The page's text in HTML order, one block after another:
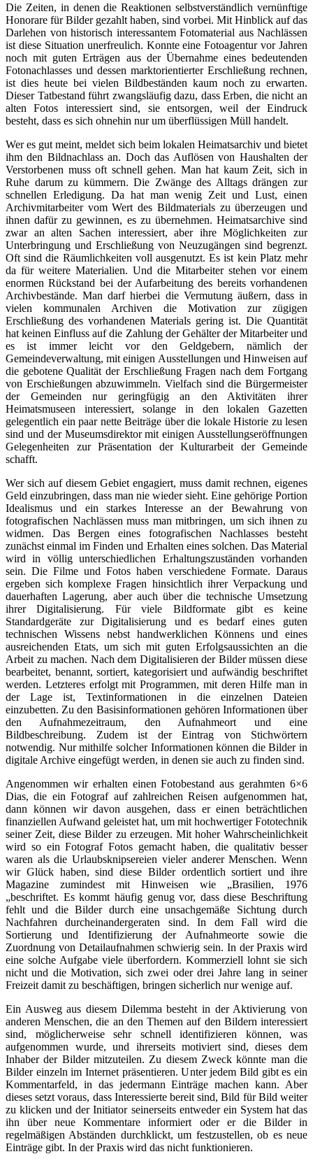
Die Zeiten, in denen die Reaktionen selbstverständlich vernünftige
Honorare für Bilder gezahlt haben, sind vorbei. Mit Hinblick auf das
Darlehen von historisch interessantem Fotomaterial aus Nachlässen
ist diese Situation unerfreulich. Konnte eine Fotoagentur vor Jahren
noch mit guten Erträgen aus der Übernahme eines bedeutenden
Fotonachlasses und dessen marktorientierter Erschließung rechnen,
ist dies heute bei vielen Bildbeständen kaum noch zu erwarten.
Dieser Tatbestand führt zwangsläufig dazu, dass Erben, die nicht an
alten Fotos interessiert sind, sie entsorgen, weil der Eindruck
besteht, dass es sich ohnehin nur um überflüssigen Müll handelt.
Wer es gut meint, meldet sich beim lokalen Heimatsarchiv und bietet
ihm den Bildnachlass an. Doch das Auflösen von Haushalten der
Verstorbenen muss oft schnell gehen. Man hat kaum Zeit, sich in
Ruhe darum zu kümmern. Die Zwänge des Alltags drängen zur
schnellen Erledigung. Da hat man wenig Zeit und Lust, einen
Archivmitarbeiter vom Wert des Bildmaterials zu überzeugen und
ihnen dafür zu gewinnen, es zu übernehmen. Heimatsarchive sind
zwar an alten Sachen interessiert, aber ihre Möglichkeiten zur
Unterbringung und Erschließung von Neuzugängen sind begrenzt.
Oft sind die Räumlichkeiten voll ausgenutzt. Es ist kein Platz mehr
da für weitere Materialien. Und die Mitarbeiter stehen vor einem
enormen Rückstand bei der Aufarbeitung des bereits vorhandenen
Archivbestände. Man darf hierbei die Vermutung äußern, dass in
vielen kommunalen Archiven die Motivation zur zügigen
Erschließung des vorhandenen Materials gering ist. Die Quantität
hat keinen Einfluss auf die Zahlung der Gehälter der Mitarbeiter und
es ist immer leicht vor den Geldgebern, nämlich der
Gemeindeverwaltung, mit einigen Ausstellungen und Hinweisen auf
die gebotene Qualität der Erschließung Fragen nach dem Fortgang
von Erschießungen abzuwimmeln. Vielfach sind die Bürgermeister
der Gemeinden nur geringfügig an den Aktivitäten ihrer
Heimatsmuseen interessiert, solange in den lokalen Gazetten
gelegentlich ein paar nette Beiträge über die lokale Historie zu lesen
sind und der Museumsdirektor mit einigen Ausstellungseröffnungen
Gelegenheiten zur Präsentation der Kulturarbeit der Gemeinde
schafft.
Wer sich auf diesem Gebiet engagiert, muss damit rechnen, eigenes
Geld einzubringen, dass man nie wieder sieht. Eine gehörige Portion
Idealismus und ein starkes Interesse an der Bewahrung von
fotografischen Nachlässen muss man mitbringen, um sich ihnen zu
widmen. Das Bergen eines fotografischen Nachlasses besteht
zunächst einmal im Finden und Erhalten eines solchen. Das Material
wird in völlig unterschiedlichen Erhaltungszuständen vorhanden
sein. Die Filme und Fotos haben verschiedene Formate. Daraus
ergeben sich komplexe Fragen hinsichtlich ihrer Verpackung und
dauerhaften Lagerung, aber auch über die technische Umsetzung
ihrer Digitalisierung. Für viele Bildformate gibt es keine
Standardgeräte zur Digitalisierung und es bedarf eines guten
technischen Wissens nebst handwerklichen Könnens und eines
ausreichenden Etats, um sich mit guten Erfolgsaussichten an die
Arbeit zu machen. Nach dem Digitalisieren der Bilder müssen diese
bearbeitet, benannt, sortiert, kategorisiert und aufwändig beschriftet
werden. Letzteres erfolgt mit Programmen, mit deren Hilfe man in
der Lage ist, Textinformationen in die einzelnen Dateien
einzubetten. Zu den Basisinformationen gehören Informationen über
den Aufnahmezeitraum, den Aufnahmeort und eine
Bildbeschreibung. Zudem ist der Eintrag von Stichwörtern
notwendig. Nur mithilfe solcher Informationen können die Bilder in
digitale Archive eingefügt werden, in denen sie auch zu finden sind.
Angenommen wir erhalten einen Fotobestand aus gerahmten 6×6
Dias, die ein Fotograf auf zahlreichen Reisen aufgenommen hat,
dann können wir davon ausgehen, dass er einen beträchtlichen
finanziellen Aufwand geleistet hat, um mit hochwertiger Fototechnik
seiner Zeit, diese Bilder zu erzeugen. Mit hoher Wahrscheinlichkeit
wird so ein Fotograf Fotos gemacht haben, die qualitativ besser
waren als die Urlaubsknipsereien vieler anderer Menschen. Wenn
wir Glück haben, sind diese Bilder ordentlich sortiert und ihre
Magazine zumindest mit Hinweisen wie „Brasilien, 1976
„beschriftet. Es kommt häufig genug vor, dass diese Beschriftung
fehlt und die Bilder durch eine unsachgemäße Sichtung durch
Nachfahren durcheinandergeraten sind. In dem Fall wird die
Sortierung und Identifizierung der Aufnahmeorte sowie die
Zuordnung von Detailaufnahmen schwierig sein. In der Praxis wird
eine solche Aufgabe viele überfordern. Kommerziell lohnt sie sich
nicht und die Motivation, sich zwei oder drei Jahre lang in seiner
Freizeit damit zu beschäftigen, bringen sicherlich nur wenige auf.
Ein Ausweg aus diesem Dilemma besteht in der Aktivierung von
anderen Menschen, die an den Themen auf den Bildern interessiert
sind, möglicherweise sehr schnell identifizieren können, was
aufgenommen wurde, und ihrerseits motiviert sind, dieses dem
Inhaber der Bilder mitzuteilen. Zu diesem Zweck könnte man die
Bilder einzeln im Internet präsentieren. Unter jedem Bild gibt es ein
Kommentarfeld, in das jedermann Einträge machen kann. Aber
dieses setzt voraus, dass Interessierte bereit sind, Bild für Bild weiter
zu klicken und der Initiator seinerseits entweder ein System hat das
ihn über neue Kommentare informiert oder er die Bilder in
regelmäßigen Abständen durchklickt, um festzustellen, ob es neue
Einträge gibt. In der Praxis wird das nicht funktionieren.